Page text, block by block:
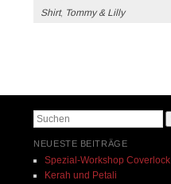
Shirt, Tommy & Lilly
Suchen
NEUESTE BEITRÄGE
Spezial-Workshop Coverlock
Kerah und Petali